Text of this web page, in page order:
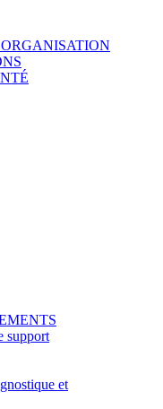
support
et